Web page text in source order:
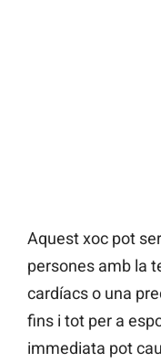
Aquest xoc pot
persones amb la
cardíacs o una
fins i tot per a
immediata pot